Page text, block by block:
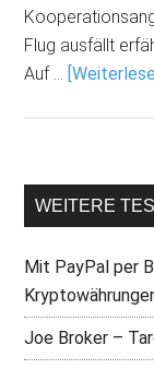
Flug ausfällt
Auf …
WEITERE
Mit PayPal per
Joe Broker –